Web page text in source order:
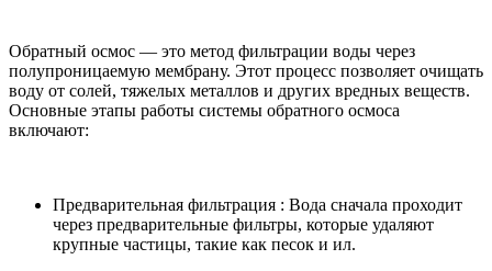
Обратный осмос — это метод фильтрации воды через
полупроницаемую мембрану. Этот процесс позволяет очищать
воду от солей, тяжелых металлов и других вредных веществ.
Основные этапы работы системы обратного осмоса
включают:
Предварительная фильтрация : Вода сначала проходит
через предварительные фильтры, которые удаляют
крупные частицы, такие как песок и ил.